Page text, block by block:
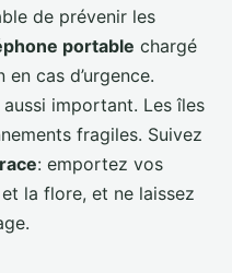
de prévenir les
portable chargé
cas d’urgence.
important. Les îles
fragiles. Suivez
: emportez vos
la flore, et ne laissez